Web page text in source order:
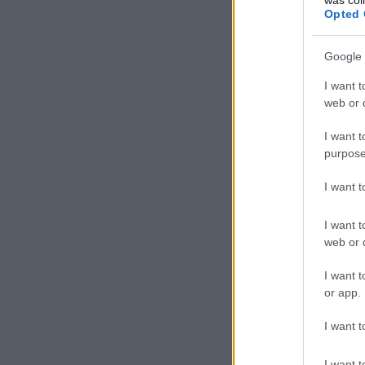
Opted
Google
I want
web or
I want
I want
I want
web or
I want
or app.
I want